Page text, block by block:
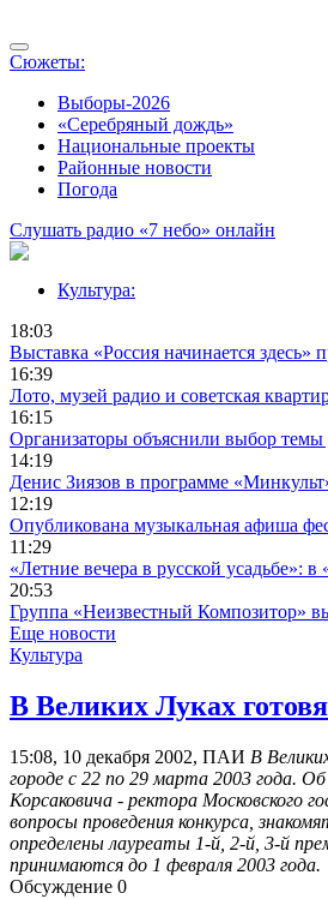
Сюжеты:
Выборы-2026
«Серебряный дождь»
Национальные проекты
Районные новости
Погода
Слушать радио «7 небо» онлайн
Культура:
18:03
Выставка «Россия начинается здесь»
16:39
Лото, музей радио и советская
16:15
Организаторы объяснили выбор темы
14:19
Денис Зиязов в программе
12:19
Опубликована музыкальная афиша
11:29
«Летние вечера в русской усадьбе»:
20:53
Группа «Неизвестный Композитор»
Еще новости
Культура
В Великих Луках
15:08, 10 декабря 2002, ПАИ В
городе с 22 по 29 марта 2003 года.
Корсаковича - ректора Московского
вопросы проведения конкурса,
определены лауреаты 1-й, 2-й, 3-й
принимаются до 1 февраля 2003 года.
Обсуждение 0